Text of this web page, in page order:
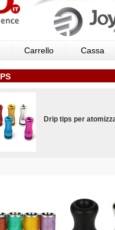
Carrello Cassa
Drip tips per